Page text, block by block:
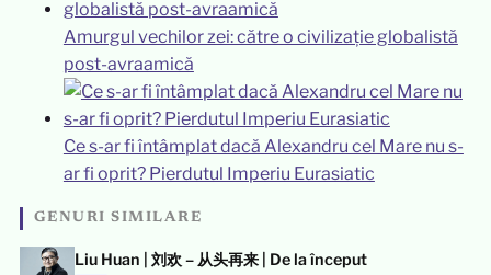
Amurgul vechilor zei: către o civilizație globalistă
post-avraamică
Ce s-ar fi întâmplat dacă Alexandru cel Mare nu s-
ar fi oprit? Pierdutul Imperiu Eurasiatic
GENURI SIMILARE
Liu Huan | 刘欢 – 从头再来 | De la început